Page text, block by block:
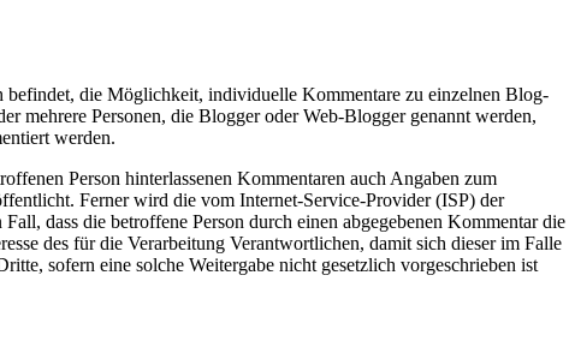
befindet, die Möglichkeit, individuelle Kommentare zu einzelnen Blog-
mehrere Personen, die Blogger oder Web-Blogger genannt werden,
werden.
Person hinterlassenen Kommentaren auch Angaben zum
Ferner wird die vom Internet-Service-Provider (ISP) der
dass die betroffene Person durch einen abgegebenen Kommentar die
des für die Verarbeitung Verantwortlichen, damit sich dieser im Falle
sofern eine solche Weitergabe nicht gesetzlich vorgeschrieben ist